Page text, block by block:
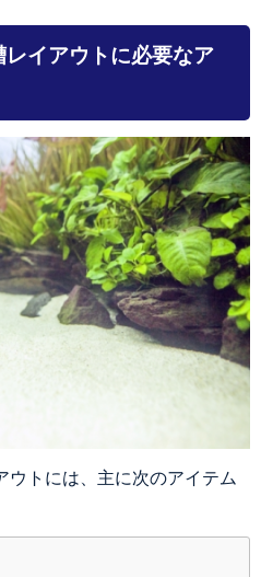
レイアウトに必要なア
ウトには、主に次のアイテム